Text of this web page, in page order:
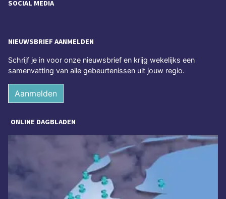
SOCIAL MEDIA
NIEUWSBRIEF AANMELDEN
Schrijf je in voor onze nieuwsbrief en krijg wekelijks een
samenvatting van alle gebeurtenissen uit jouw regio.
Aanmelden
ONLINE DAGBLADEN